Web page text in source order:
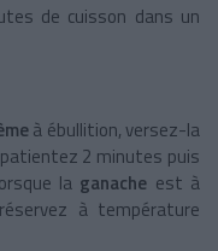
de cuisson dans un
à ébullition, versez-la
2 minutes puis
la ganache est à
à température